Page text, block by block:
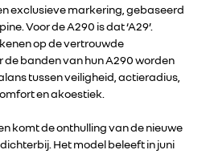
exclusieve markering, gebaseerd
Voor de A290 is dat ‘A29’.
op de vertrouwde
banden van hun A290 worden
tussen veiligheid, actieradius,
en akoestiek.
komt de onthulling van de nieuwe
Het model beleeft in juni